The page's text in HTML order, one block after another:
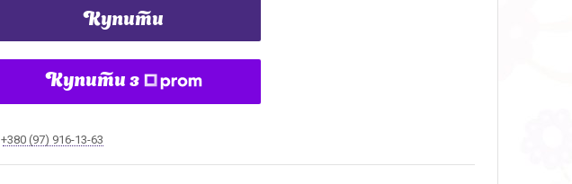
Купити
Купити з
+380 (97) 916-13-63